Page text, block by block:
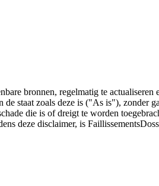
bronnen, regelmatig te
staat zoals deze is ("As is"), zonder
die is of dreigt te worden
deze disclaimer, is